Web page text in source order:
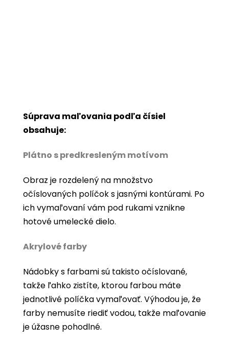
Súprava maľovania podľa čísiel
obsahuje:
Plátno s predkresleným motívom
Obraz je rozdelený na množstvo
očíslovaných políčok s jasnými kontúrami. Po
ich vymaľovaní vám pod rukami vznikne
hotové umelecké dielo.
Akrylové farby
Nádobky s farbami sú takisto očíslované,
takže ľahko zistíte, ktorou farbou máte
jednotlivé políčka vymaľovať. Výhodou je, že
farby nemusíte riediť vodou, takže maľovanie
je úžasne pohodlné.